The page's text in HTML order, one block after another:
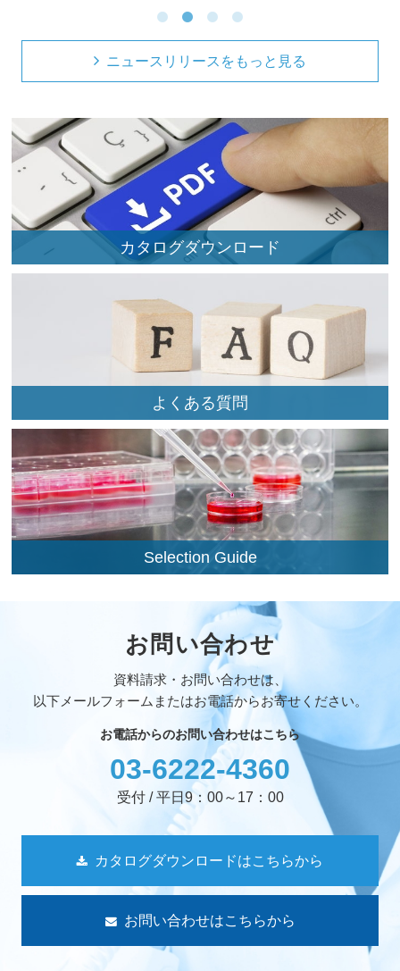
ニュースリリースをもっと見る
カタログダウンロード
よくある質問
Selection Guide
お問い合わせ
資料請求・お問い合わせは、
以下メールフォームまたはお電話からお寄せください。
お電話からのお問い合わせはこちら
03-6222-4360
受付 / 平日9：00～17：00
カタログダウンロードはこちらから
お問い合わせはこちらから